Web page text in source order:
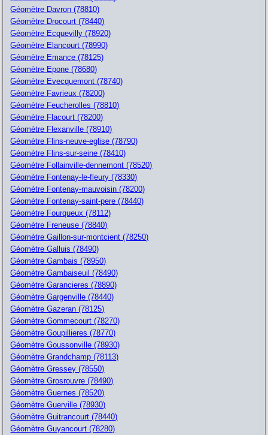
Géomètre Davron (78810)
Géomètre Drocourt (78440)
Géomètre Ecquevilly (78920)
Géomètre Elancourt (78990)
Géomètre Emance (78125)
Géomètre Epone (78680)
Géomètre Evecquemont (78740)
Géomètre Favrieux (78200)
Géomètre Feucherolles (78810)
Géomètre Flacourt (78200)
Géomètre Flexanville (78910)
Géomètre Flins-neuve-eglise (78790)
Géomètre Flins-sur-seine (78410)
Géomètre Follainville-dennemont (78520)
Géomètre Fontenay-le-fleury (78330)
Géomètre Fontenay-mauvoisin (78200)
Géomètre Fontenay-saint-pere (78440)
Géomètre Fourqueux (78112)
Géomètre Freneuse (78840)
Géomètre Gaillon-sur-montcient (78250)
Géomètre Galluis (78490)
Géomètre Gambais (78950)
Géomètre Gambaiseuil (78490)
Géomètre Garancieres (78890)
Géomètre Gargenville (78440)
Géomètre Gazeran (78125)
Géomètre Gommecourt (78270)
Géomètre Goupillieres (78770)
Géomètre Goussonville (78930)
Géomètre Grandchamp (78113)
Géomètre Gressey (78550)
Géomètre Grosrouvre (78490)
Géomètre Guernes (78520)
Géomètre Guerville (78930)
Géomètre Guitrancourt (78440)
Géomètre Guyancourt (78280)